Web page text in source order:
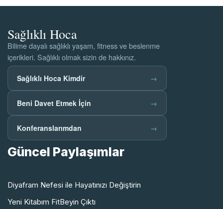
Sağlıklı Hoca
Bilime dayalı sağlıklı yaşam, fitness ve beslenme
içerikleri. Sağlıklı olmak sizin de hakkınız.
Sağlıklı Hoca Kimdir →
Beni Davet Etmek İçin →
Konferanslarımdan →
Güncel Paylaşımlar
Diyafram Nefesi ile Hayatınızı Değiştirin
Yeni Kitabım FitBeyin Çıktı